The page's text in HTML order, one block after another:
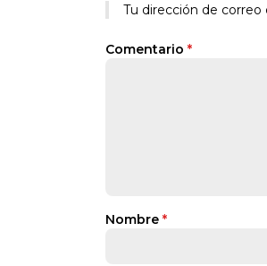
Tu dirección de correo
Comentario *
Nombre *